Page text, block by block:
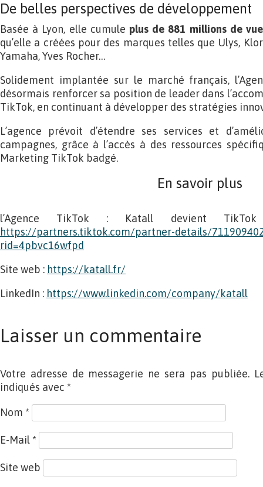
De belles perspectives de développement
Basée à Lyon, elle cumule plus de 881 millions de
qu’elle a créées pour des marques telles que Ulys,
Yamaha, Yves Rocher…
Solidement implantée sur le marché français,
désormais renforcer sa position de leader dans
TikTok, en continuant à développer des stratégies
L’agence prévoit d’étendre ses services et
campagnes, grâce à l’accès à des ressources
Marketing TikTok badgé.
En savoir plus
l’Agence TikTok : Katall devient
https://partners.tiktok.com/partner-details/
rid=4pbvc16wfpd
Site web : https://katall.fr/
LinkedIn : https://www.linkedin.com/company/katall
Laisser un commentaire
Votre adresse de messagerie ne sera pas publiée.
indiqués avec *
Nom *
E-Mail *
Site web